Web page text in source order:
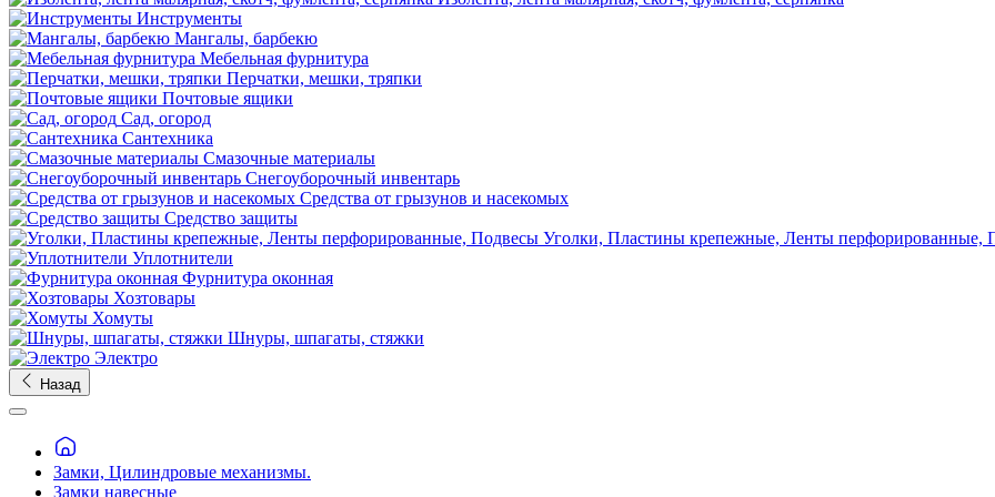
Инструменты
Мангалы, барбекю
Мебельная фурнитура
Перчатки, мешки, тряпки
Почтовые ящики
Сад, огород
Сантехника
Смазочные материалы
Снегоуборочный инвентарь
Средства от грызунов и насекомых
Средство защиты
Уголки, Пластины крепежные, Ленты перфорированные,
Уплотнители
Фурнитура оконная
Хозтовары
Хомуты
Шнуры, шпагаты, стяжки
Электро
Назад
Замки, Цилиндровые механизмы.
Замки навесные